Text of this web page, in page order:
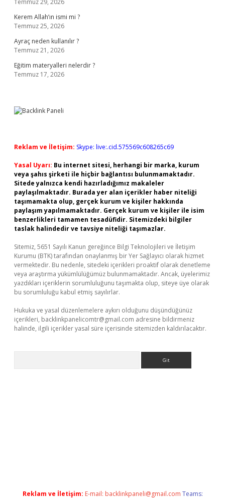
Temmuz 29, 2026
Kerem Allah’ın ismi mi ?
Temmuz 25, 2026
Ayraç neden kullanılır ?
Temmuz 21, 2026
Eğitim materyalleri nelerdir ?
Temmuz 17, 2026
Reklam ve İletişim: Skype: live:.cid.575569c608265c69
Yasal Uyarı: Bu internet sitesi, herhangi bir marka, kurum
veya şahıs şirketi ile hiçbir bağlantısı bulunmamaktadır.
Sitede yalnızca kendi hazırladığımız makaleler
paylaşılmaktadır. Burada yer alan içerikler haber niteliği
taşımamakta olup, gerçek kurum ve kişiler hakkında
paylaşım yapılmamaktadır. Gerçek kurum ve kişiler ile isim
benzerlikleri tamamen tesadüfidir. Sitemizdeki bilgiler
taslak halindedir ve tavsiye niteliği taşımazlar.
Sitemiz, 5651 Sayılı Kanun gereğince Bilgi Teknolojileri ve İletişim
Kurumu (BTK) tarafından onaylanmış bir Yer Sağlayıcı olarak hizmet
vermektedir. Bu nedenle, sitedeki içerikleri proaktif olarak denetleme
veya araştırma yükümlülüğümüz bulunmamaktadır. Ancak, üyelerimiz
yazdıkları içeriklerin sorumluluğunu taşımakta olup, siteye üye olarak
bu sorumluluğu kabul etmiş sayılırlar.
Hukuka ve yasal düzenlemelere aykırı olduğunu düşündüğünüz
içerikleri, backlinkpanelicomtr@gmail.com adresine bildirmeniz
halinde, ilgili içerikler yasal süre içerisinde sitemizden kaldırılacaktır.
Reklam ve İletişim: E-mail: backlinkpaneli@gmail.com Teams: